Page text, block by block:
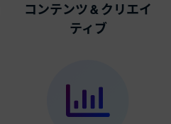
コンテンツ & クリエイ
ティブ